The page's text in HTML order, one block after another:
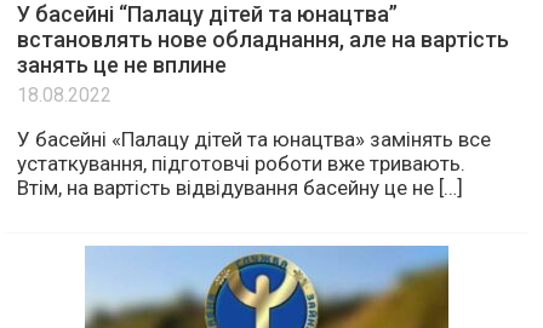
У басейні “Палацу дітей та юнацтва”
встановлять нове обладнання, але на вартість
занять це не вплине
18.08.2022
У басейні «Палацу дітей та юнацтва» замінять все
устаткування, підготовчі роботи вже тривають.
Втім, на вартість відвідування басейну це не […]